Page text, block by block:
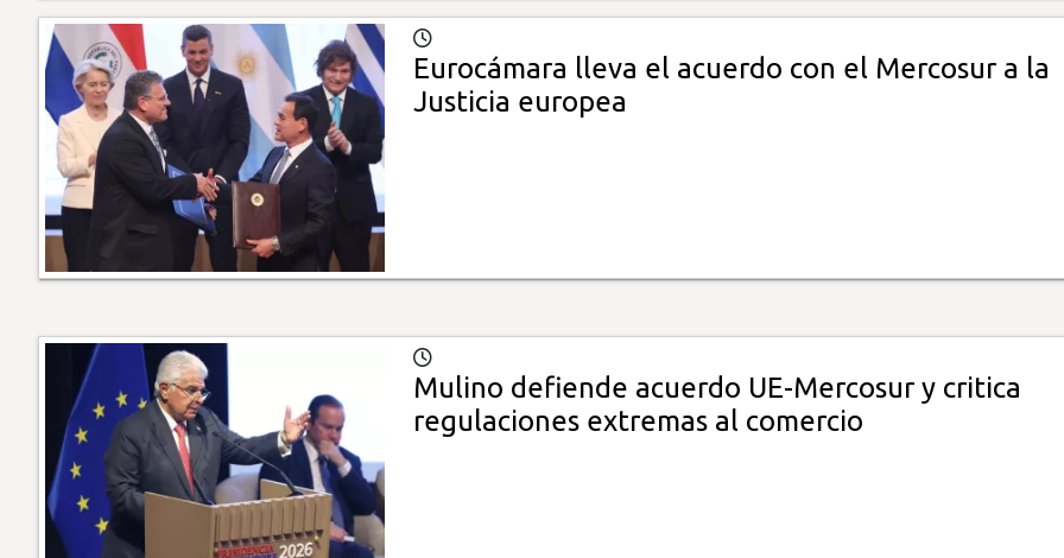
Eurocámara lleva el acuerdo con el Mercosur a la
Justicia europea
Mulino defiende acuerdo UE-Mercosur y critica
regulaciones extremas al comercio